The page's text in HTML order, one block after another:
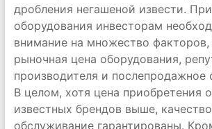
дробления негашеной извести.
оборудования инвесторам
внимание на множество факторов,
рыночная цена оборудования,
производителя и послепродажное
В целом, хотя цена приобретения
известных брендов выше,
обслуживание гарантированы.